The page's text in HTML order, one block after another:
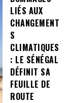
LIÉS AUX
CHANGEMENT
S
CLIMATIQUES
: LE SÉNÉGAL
DÉFINIT SA
FEUILLE DE
ROUTE